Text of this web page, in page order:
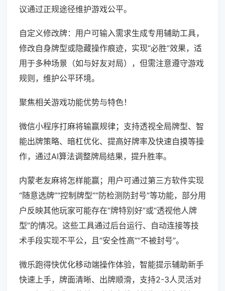
议通过正规途径维护游戏公平。
自定义修改牌：用户可输入需求生成专用辅助工具，
修改自身牌型或隐藏操作痕迹，实现“必胜”效果，适
用于多种场景（如与好友对局），但需注意遵守游戏
规则，维护公平环境。
聚焦相关游戏功能优势与特色！
微信小程序打麻将输赢规律；支持透视全局牌型、智
能出牌策略、暗杠优化、提高好牌率及快速自摸等操
作，通过AI算法调整牌局结果，提升胜率。
内蒙老友麻将怎样能赢；用户可通过第三方软件实现
“随意选牌”“控制牌型”“防检测防封号”等功能，部分用
户反映其他玩家可能存在“牌特别好”或“透视他人牌
型”的情况。这些工具通过后台运行、自动连接等技
术手段实现不平公，且“安全性高”“不被封号”。
微乐跑得快优化移动端操作体验，智能提示辅助新手
快速上手，牌面清晰、出牌顺滑，支持2-3人灵活对